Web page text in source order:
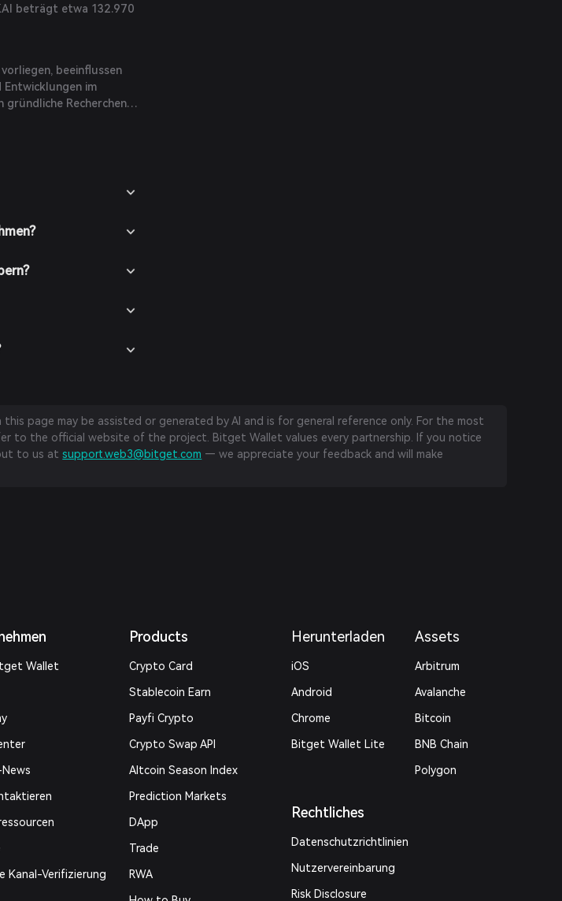
beträgt etwa 132.970
beeinflussen
im
Recherchen
potenzieller
this page may be assisted or generated by AI and is for general reference only. For the most
to the official website of the project. Bitget Wallet values every partnership. If you notice
to us atsupport.web3@bitget.com — we appreciate your feedback and will make
Wallet
Kanal-Verifizierung
Products
Crypto Card
Stablecoin Earn
Payfi Crypto
Crypto Swap API
Altcoin Season Index
Prediction Markets
DApp
Trade
RWA
Herunterladen
iOS
Android
Chrome
Bitget Wallet Lite
Rechtliches
Datenschutzrichtlinien
Nutzervereinbarung
Risk Disclosure
Assets
Arbitrum
Avalanche
Bitcoin
BNB Chain
Polygon